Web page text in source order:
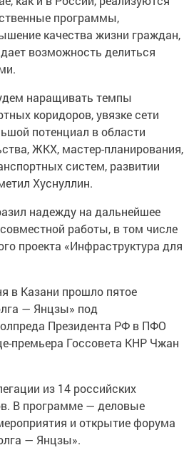
программы,
качества жизни граждан,
возможность делиться
наращивать темпы
коридоров, увязке сети
потенциал в области
ЖКХ, мастер-планирования,
систем, развитии
Хуснуллин.
надежду на дальнейшее
работы, в том числе
проекта «Инфраструктура для
в Казани прошло пятое
— Янцзы» под
Президента РФ в ПФО
премьера Госсовета КНР Чжан
из 14 российских
В программе — деловые
и открытие форума
— Янцзы».